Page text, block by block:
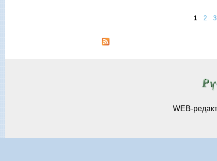
1 2 3
WEB-